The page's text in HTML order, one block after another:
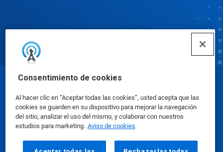
Consentimiento de cookies
Al hacer clic en “Aceptar todas las cookies”, usted acepta que las
cookies se guarden en su dispositivo para mejorar la navegación
del sitio, analizar el uso del mismo, y colaborar con nuestros
estudios para marketing. Aviso de cookies
Hojas de datos de seguridad|Política de privacidad
|condiciones de uso